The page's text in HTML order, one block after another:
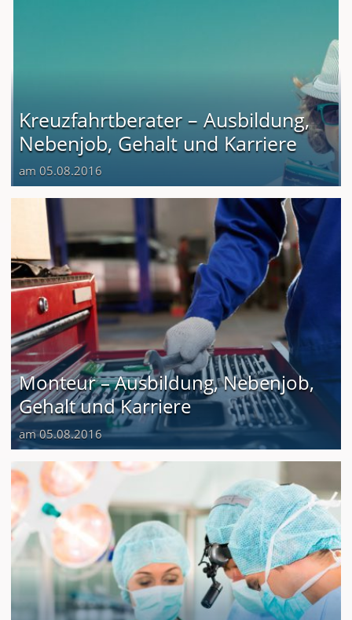
Kreuzfahrtberater – Ausbildung,
Nebenjob, Gehalt und Karriere
am 05.08.2016
Monteur – Ausbildung, Nebenjob,
Gehalt und Karriere
am 05.08.2016